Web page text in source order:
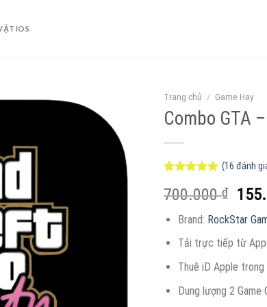
IOS
Trang chủ / Game Hay
Combo GTA
dựa trên
(16 đánh
700.000₫
Giá
gốc
là:
Brand: RockStar
Tải trực tiếp từ
Thuê iD Apple
Dung lượng 2 Game